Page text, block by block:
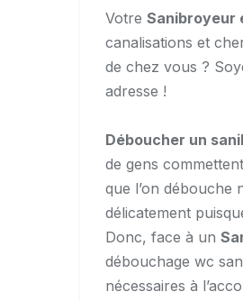
Votre Sanibroyeur
canalisations et
de chez vous ?
adresse !
Déboucher un
de gens
que l’on débouche
délicatement
Donc, face à un
débouchage wc
nécessaires à